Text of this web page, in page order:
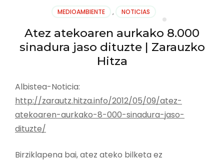
MEDIOAMBIENTE , NOTICIAS
Atez atekoaren aurkako 8.000
sinadura jaso dituzte | Zarauzko
Hitza
Albistea-Noticia:
http://zarautz.hitza.info/2012/05/09/atez-
atekoaren-aurkako-8-000-sinadura-jaso-
dituzte/
Birziklapena bai, atez ateko bilketa ez